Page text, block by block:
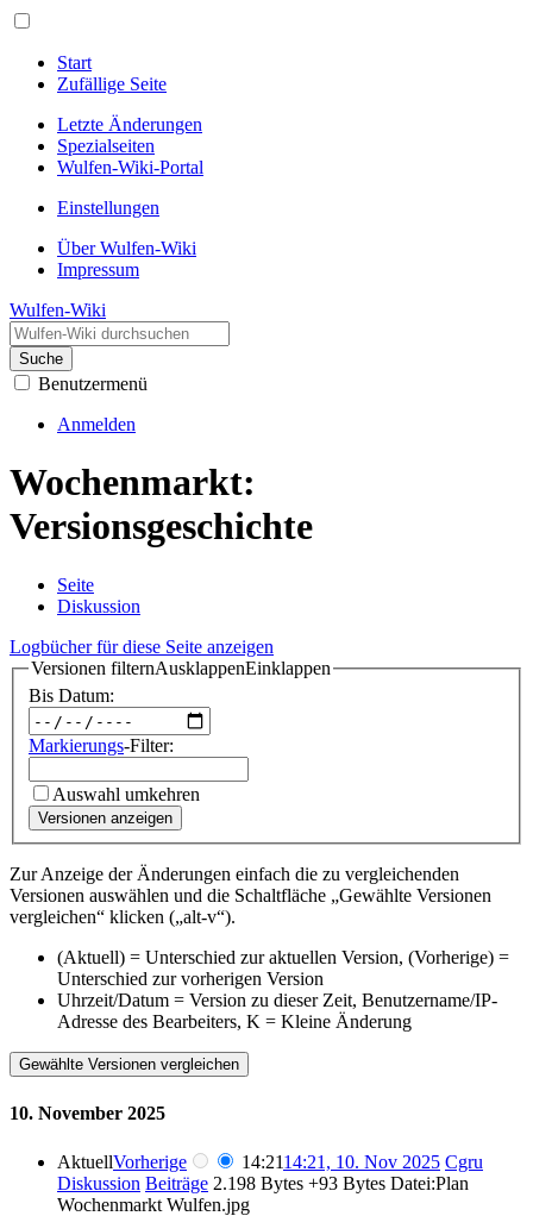
Start
Zufällige Seite
Letzte Änderungen
Spezialseiten
Wulfen-Wiki-Portal
Einstellungen
Über Wulfen-Wiki
Impressum
Wulfen-Wiki
Suche
Benutzermenü
Anmelden
Wochenmarkt:
Versionsgeschichte
Seite
Diskussion
Logbücher für diese Seite anzeigen
Versionen filternAusklappenEinklappen
Bis Datum:
Markierungs-Filter:
Auswahl umkehren
Versionen anzeigen
Zur Anzeige der Änderungen einfach die zu vergleichenden
Versionen auswählen und die Schaltfläche „Gewählte Versionen
vergleichen“ klicken („alt-v“).
(Aktuell) = Unterschied zur aktuellen Version, (Vorherige) =
Unterschied zur vorherigen Version
Uhrzeit/Datum = Version zu dieser Zeit, Benutzername/IP-
Adresse des Bearbeiters, K = Kleine Änderung
10. November 2025
AktuellVorherige 14:2114:21, 10. Nov 2025 Cgru
Diskussion Beiträge 2.198 Bytes +93 Bytes Datei:Plan
Wochenmarkt Wulfen.jpg